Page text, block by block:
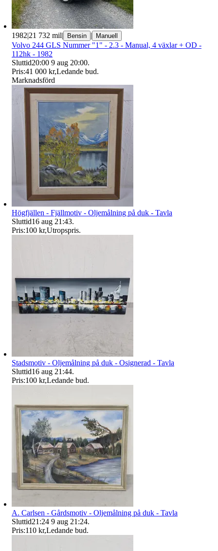
1982|21 732 mil| Bensin | Manuell
Volvo 244 GLS Nummer "1" - 2.3 - Manual, 4 växlar + OD -
112hk - 1982
Sluttid20:00 9 aug 20:00.
Pris:41 000 kr,Ledande bud.
Marknadsförd
Högfjällen - Fjällmotiv - Oljemålning på duk - Tavla
Sluttid16 aug 21:43.
Pris:100 kr,Utropspris.
Stadsmotiv - Oljemålning på duk - Osignerad - Tavla
Sluttid16 aug 21:44.
Pris:100 kr,Ledande bud.
A. Carlsen - Gårdsmotiv - Oljemålning på duk - Tavla
Sluttid21:24 9 aug 21:24.
Pris:110 kr,Ledande bud.